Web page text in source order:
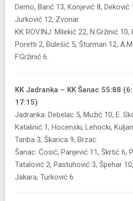
Demo, Barić 13, Konjević 8, Deković
Jurković 12, Zvonar.
KK ROVINJ: Milekić 22, N.Gržinić
Poretti 2, Bulešić 5, Šturman 12,
F.Gržinić 6.
KK Jadranka – KK Šanac 55:88
17:15)
Jadranka: Debelac 5, Mužić 10, E.
Katalinić 1, Hocenski, Lehocki,
Tariba 3, Škarica 9, Brzac.
Šanac: Ćosić, Panjević 11, Škrtić 6,
Tatalović 2, Pastuhović 3, Špehar
Jakara, Turković 6.